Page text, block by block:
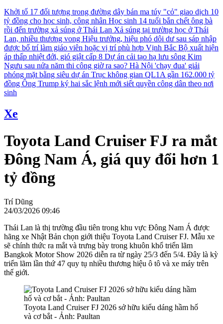
Khởi tố 17 đối tượng trong đường dây bán ma túy "cỏ" giao dịch 10
tỷ đồng cho học sinh, công nhân Học sinh 14 tuổi bắn chết ông bà
rồi đến trường xả súng ở Thái Lan Xả súng tại trường học ở Thái
Lan, nhiều thương vong Hiệu trưởng, hiệu phó dôi dư sau sáp nhập
được bố trí làm giáo viên hoặc vị trí phù hợp Vịnh Bắc Bộ xuất hiện
áp thấp nhiệt đới, gió giật cấp 8 Dự án cải tạo hạ lưu sông Kim
Ngưu sau nửa năm thi công giờ ra sao? Hà Nội 'chạy đua' giải
phóng mặt bằng siêu dự án Trục không gian QL1A gần 162.000 tỷ
đồng Ông Trump ký hai sắc lệnh mới siết quyền công dân theo nơi
sinh
Xe
Toyota Land Cruiser FJ ra mắt
Đông Nam Á, giá quy đổi hơn 1
tỷ đồng
Trí Dũng
24/03/2026 09:46
Thái Lan là thị trường đầu tiên trong khu vực Đông Nam Á được
hãng xe Nhật Bản chọn giới thiệu Toyota Land Cruiser FJ. Mẫu xe
sẽ chính thức ra mắt và trưng bày trong khuôn khổ triển lãm
Bangkok Motor Show 2026 diễn ra từ ngày 25/3 đến 5/4. Đây là kỳ
triển lãm lần thứ 47 quy tụ nhiều thương hiệu ô tô và xe máy trên
thế giới.
Toyota Land Cruiser FJ 2026 sở hữu kiểu dáng hầm hố
và cơ bắt - Ảnh: Paultan